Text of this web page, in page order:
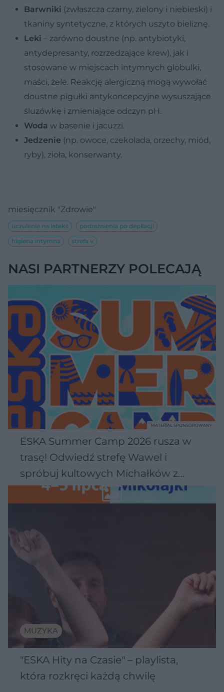
Barwniki (zwłaszcza czarny, zielony i niebieski) i
tkaniny syntetyczne, z których uszyto bieliznę.
Leki – zarówno doustne (np. antybiotyki,
antydepresanty, rozrzedzające krew), jak i
stosowane w miejscach intymnych globulki,
maści, żele. Reakcję alergiczną mogą wywołać
doustne pigułki antykoncepcyjne wysuszające
śluzówkę i zmieniające odczyn pH.
Woda w basenie i jacuzzi.
Jedzenie (np. owoce, czekolada, orzechy, miód,
ryby), zioła, konserwanty.
miesięcznik "Zdrowie"
uczulenie na lateks
podrażnienia po depilacji
higiena intymna
strefa v
NASI PARTNERZY POLECAJĄ
ESKA Summer Camp 2026 rusza w
trasę! Odwiedź strefę Wawel i
spróbuj kultowych Michałków z
Wawelu
MATERIAŁ SPONSOROWANY
MUZYKA
"ESKA Hity na Czasie" – playlista,
która rozkręci każdą chwilę